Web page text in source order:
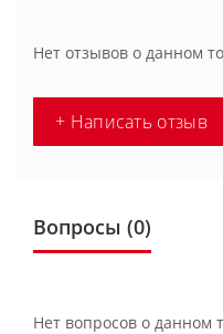
Нет отзывов о данном
+ Написать отзыв
Вопросы (0)
Нет вопросов о данном